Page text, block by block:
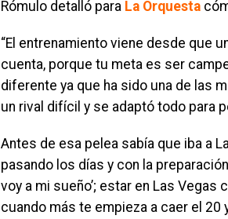
Rómulo detalló para La Orquesta
“El entrenamiento viene desde que
cuenta, porque tu meta es ser
diferente ya que ha sido una de las
un rival difícil y se adaptó todo para
Antes de esa pelea sabía que iba a
pasando los días y con la
voy a mi sueño’; estar en Las
cuando más te empieza a caer el 20